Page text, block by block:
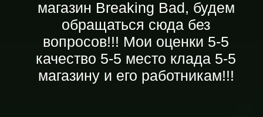
магазин Breaking Bad, будем
обращаться сюда без
вопросов!!! Мои оценки 5-5
качество 5-5 место клада 5-5
магазину и его работникам!!!